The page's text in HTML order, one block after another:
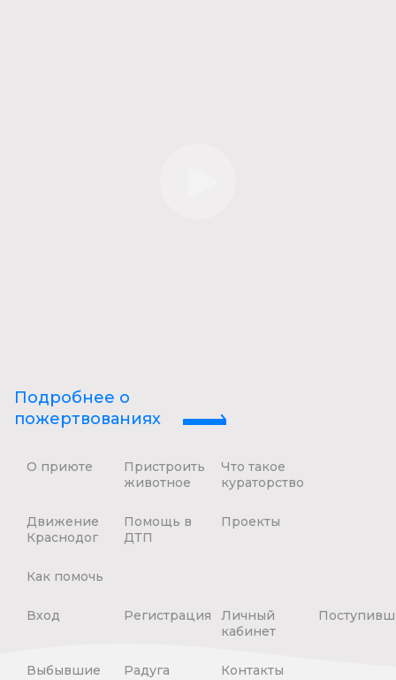
Подробнее о
пожертвованиях
О приюте
Пристроить
животное
Что такое
кураторство
Движение
Краснодог
Помощь в
ДТП
Проекты
Как помочь
Вход Регистрация
Личный
кабинет
Выбывшие Радуга Контакты